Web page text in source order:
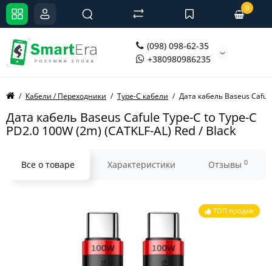
(098) 098-62-35
+380980986235
0
Кабели / Переходники Type-C кабели Дата кабель Baseus
Дата кабель Baseus Cafule Type-C to Type-C
PD2.0 100W (2m) (CATKLF-AL) Red / Black
Все о товаре Характеристики Отзывы 0
ТОП продаж